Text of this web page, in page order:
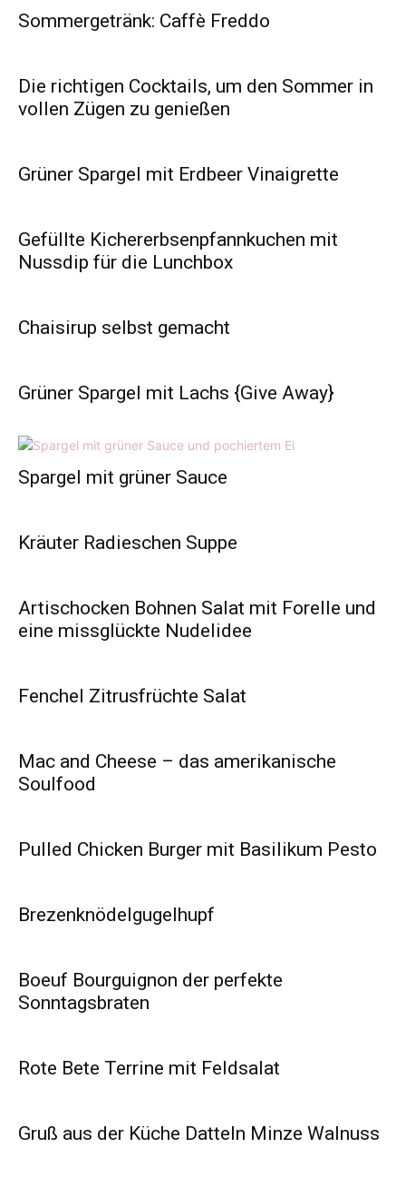
Sommergetränk: Caffè Freddo
Die richtigen Cocktails, um den Sommer in
vollen Zügen zu genießen
Grüner Spargel mit Erdbeer Vinaigrette
Gefüllte Kichererbsenpfannkuchen mit
Nussdip für die Lunchbox
Chaisirup selbst gemacht
Grüner Spargel mit Lachs {Give Away}
Spargel mit grüner Sauce
Kräuter Radieschen Suppe
Artischocken Bohnen Salat mit Forelle und
eine missglückte Nudelidee
Fenchel Zitrusfrüchte Salat
Mac and Cheese – das amerikanische
Soulfood
Pulled Chicken Burger mit Basilikum Pesto
Brezenknödelgugelhupf
Boeuf Bourguignon der perfekte
Sonntagsbraten
Rote Bete Terrine mit Feldsalat
Gruß aus der Küche Datteln Minze Walnuss